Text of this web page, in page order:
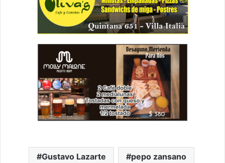
Gustavo Lazarte pepo zansano